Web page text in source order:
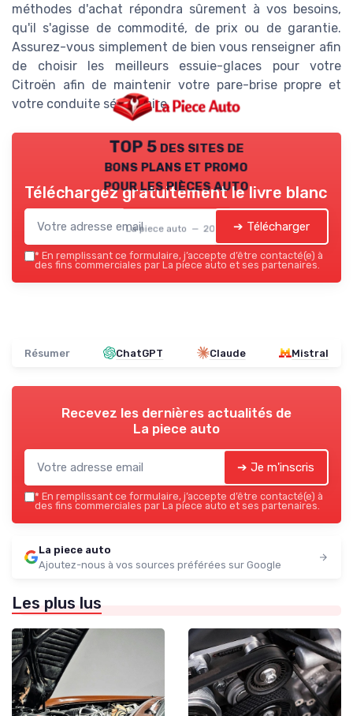
méthodes d'achat répondra sûrement à vos besoins,
qu'il s'agisse de commodité, de prix ou de garantie.
Assurez-vous simplement de bien vous renseigner afin
de choisir les meilleurs essuie-glaces pour votre
Citroën afin de maintenir votre pare-brise propre et
votre conduite sécuritaire.
TOP 5 des sites de
bons plans et promo
pour les pièces auto
La piece auto — 2026
Téléchargez gratuitement le livre blanc
➔ Télécharger
* En remplissant ce formulaire, j’accepte d’être contacté(e) à
des fins commerciales par La piece auto et ses partenaires.
Résumer ChatGPT Claude Mistral
Recevez les dernières actualités de
La piece auto
➔ Je m'inscris
* En remplissant ce formulaire, j’accepte d’être contacté(e) à
des fins commerciales par La piece auto et ses partenaires.
La piece auto
Ajoutez-nous à vos sources préférées sur Google
Les plus lus